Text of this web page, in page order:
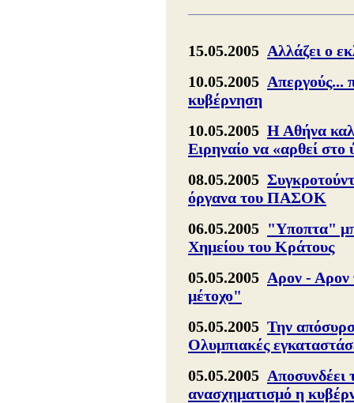
15.05.2005 Αλλάζει ο
10.05.2005 Απεργούς...
κυβέρνηση
10.05.2005 Η Αθήνα
Ειρηναίο να «αρθεί
08.05.2005
όργανα του ΠΑΣΟΚ
06.05.2005 "Υποπτα"
Χημείου του Κράτους
05.05.2005 Αρον - Αρον
μέτοχο"
05.05.2005 Την
Ολυμπιακές
05.05.2005 Αποσυνδέει
ανασχηματισμό η